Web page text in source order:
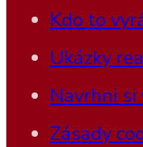
Kdo to
Ukázky
Navrhni
Zásady